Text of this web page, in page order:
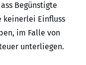
Begünstigte
keinerlei Einfluss
im Falle von
unterliegen.